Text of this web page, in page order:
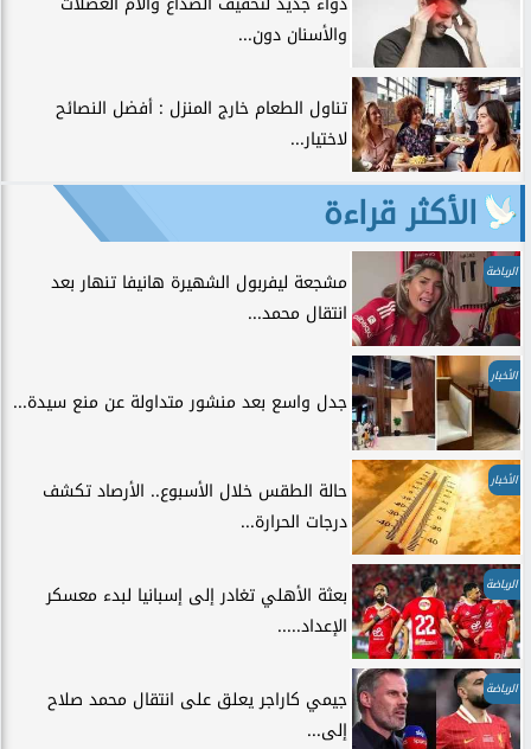
والأسنان دون...
تناول الطعام خارج المنزل : أفضل النصائح
لاختيار...
الأكثر قراءة
الرياضة
مشجعة ليفربول الشهيرة هانيفا تنهار بعد
انتقال محمد...
الأخبار
جدل واسع بعد منشور متداولة عن منع سيدة...
الأخبار
حالة الطقس خلال الأسبوع.. الأرصاد تكشف
درجات الحرارة...
الرياضة
بعثة الأهلي تغادر إلى إسبانيا لبدء معسكر
الإعداد.....
الرياضة
جيمي كاراجر يعلق على انتقال محمد صلاح
إلى...